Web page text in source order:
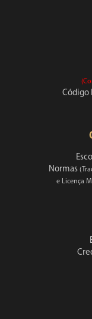
Código
Normas
e Licença